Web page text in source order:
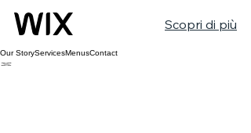
Scopri di più